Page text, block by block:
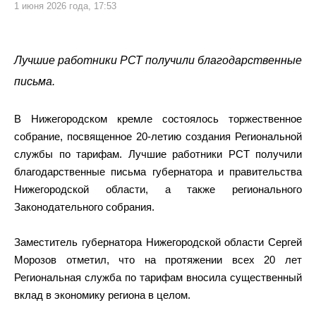
1 июня 2026 года, 17:53
Лучшие работники РСТ получили благодарственные
письма.
В Нижегородском кремле состоялось торжественное
собрание, посвященное 20-летию создания Региональной
службы по тарифам. Лучшие работники РСТ получили
благодарственные письма губернатора и правительства
Нижегородской области, а также регионального
Законодательного собрания.
Заместитель губернатора Нижегородской области Сергей
Морозов отметил, что на протяжении всех 20 лет
Региональная служба по тарифам вносила существенный
вклад в экономику региона в целом.